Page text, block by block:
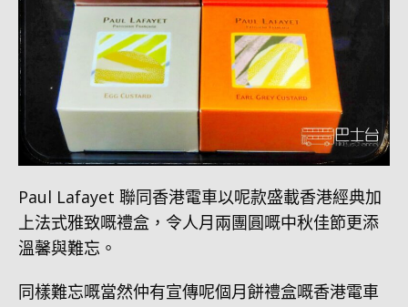
Paul Lafayet 聯同香港電車以呢款盛載香港經典加
上法式雅致嘅禮盒，令人月兩團圓嘅中秋佳節更添
溫馨與難忘。
同樣難忘嘅當然仲有宣傳呢個月餅禮盒嘅香港電車